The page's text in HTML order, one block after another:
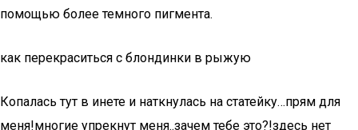
помощью более темного пигмента.
как перекраситься с блондинки в рыжую
Копалась тут в инете и наткнулась на статейку…прям для
меня!многие упрекнут меня..зачем тебе это?!здесь нет